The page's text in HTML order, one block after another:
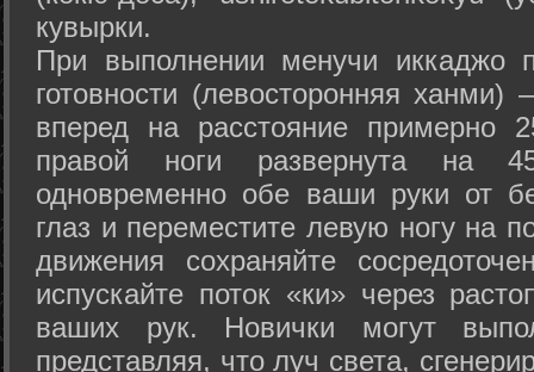
кувырки.
При выполнении менучи иккаджо
готовности (левосторонняя
вперед на расстояние примерно
правой ноги развернута на
одновременно обе ваши руки от
глаз и переместите левую ногу на
движения сохраняйте
испускайте поток «ки» через
ваших рук. Новички могут
представляя, что луч света,